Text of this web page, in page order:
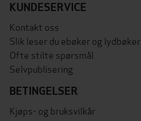
KUNDESERVICE
Kontakt oss
Slik leser du ebøker og lydbøker
Ofte stilte spørsmål
Selvpublisering
BETINGELSER
Kjøps- og bruksvilkår